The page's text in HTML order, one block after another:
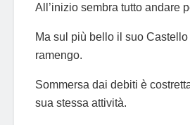
All’inizio sembra tutto andare
Ma sul più bello il suo
ramengo.
Sommersa dai debiti è
sua stessa attività.